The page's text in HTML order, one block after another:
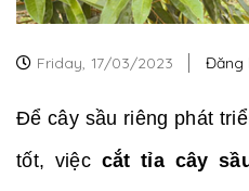
Friday, 17/03/2023 Đăng
Để cây sầu riêng phát
tốt, việc cắt tỉa cây